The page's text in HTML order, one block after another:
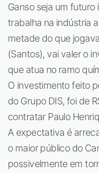
Ganso seja um futuro
trabalha na indústria
metade do que
(Santos), vai valer o
que atua no ramo
O investimento feito
do Grupo DIS, foi de
contratar Paulo
A expectativa é
o maior público do
possivelmente em